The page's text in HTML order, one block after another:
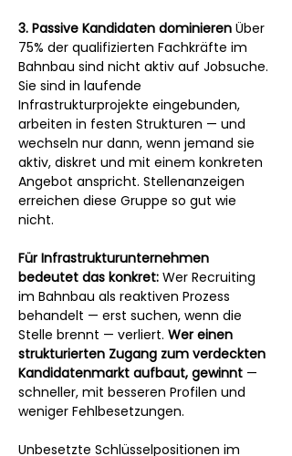
3. Passive Kandidaten dominieren Über
75% der qualifizierten Fachkräfte im
Bahnbau sind nicht aktiv auf Jobsuche.
Sie sind in laufende
Infrastrukturprojekte eingebunden,
arbeiten in festen Strukturen — und
wechseln nur dann, wenn jemand sie
aktiv, diskret und mit einem konkreten
Angebot anspricht. Stellenanzeigen
erreichen diese Gruppe so gut wie
nicht.
Für Infrastrukturunternehmen
bedeutet das konkret: Wer Recruiting
im Bahnbau als reaktiven Prozess
behandelt — erst suchen, wenn die
Stelle brennt — verliert. Wer einen
strukturierten Zugang zum verdeckten
Kandidatenmarkt aufbaut, gewinnt —
schneller, mit besseren Profilen und
weniger Fehlbesetzungen.
Unbesetzte Schlüsselpositionen im